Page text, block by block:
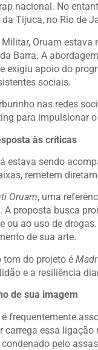
nacional. No
Tijuca, no Rio de
Oruam
Barra. A
exigiu apoio do
sociais.
nas redes
para impulsionar
às críticas
estava sendo
remetem
Oruam, uma
A proposta busca
ou ao uso de
de sua arte.
tom do projeto é
e a resiliência
de sua imagem
frequentemente
carrega essa
pelo